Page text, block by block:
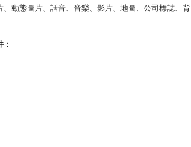
、動態圖片、話音、音樂、影片、地圖、公司標誌、背